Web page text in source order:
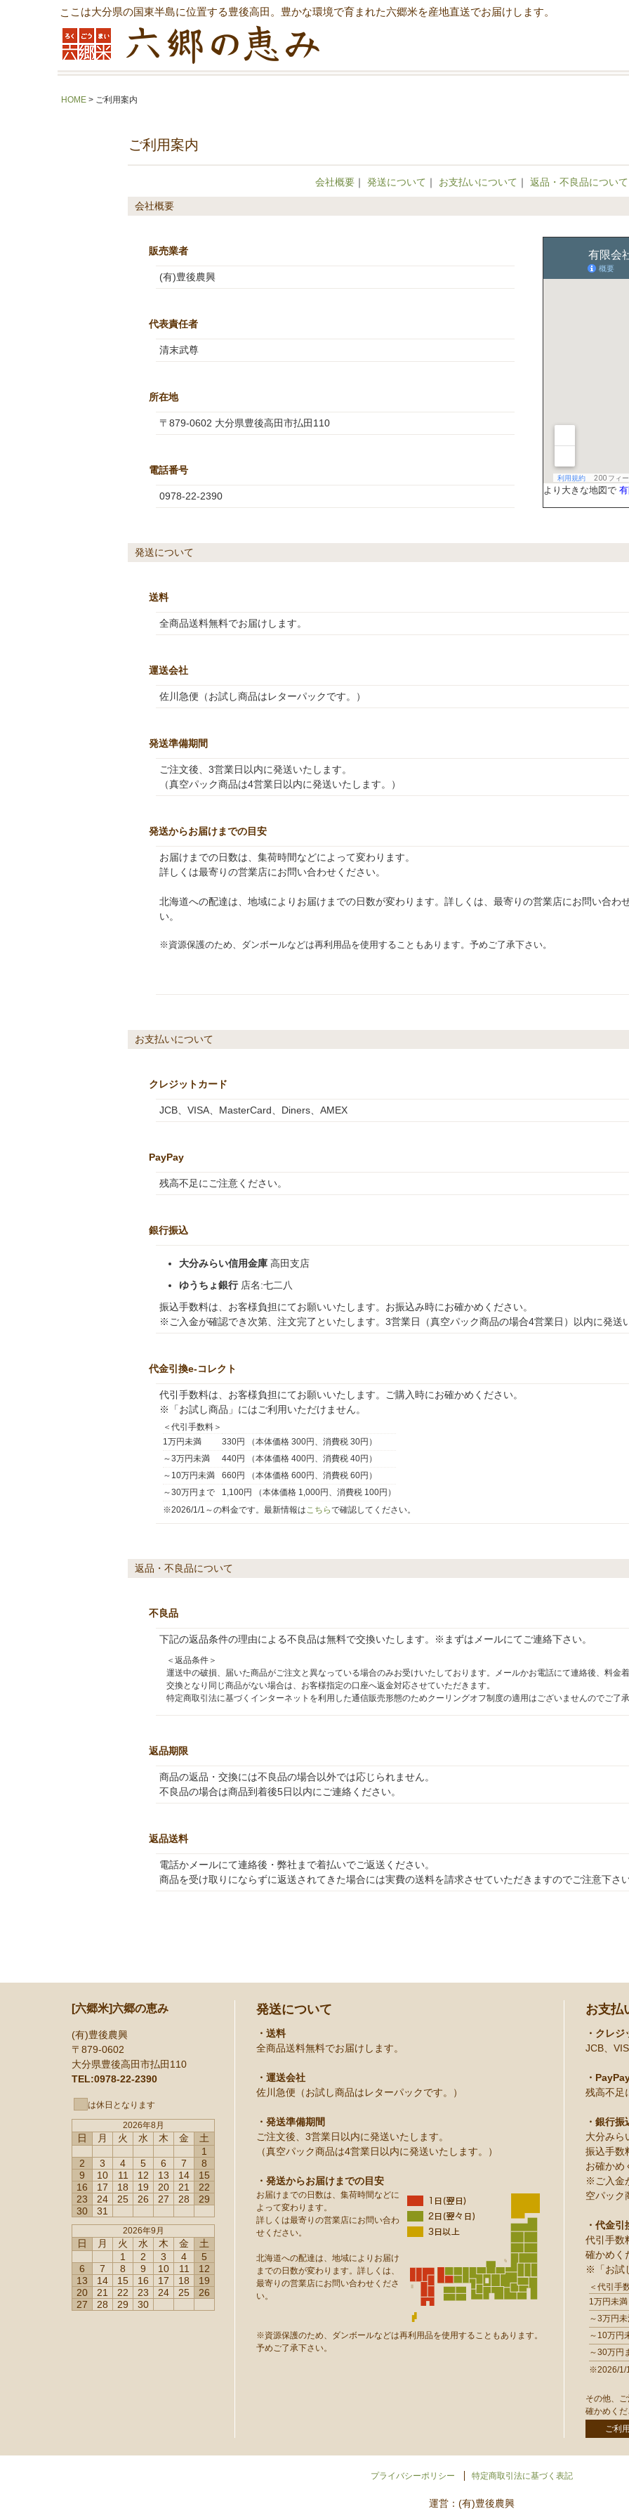
ここは大分県の国東半島に位置する豊後高田。豊かな環境で育まれた六郷米を産地直送でお届けします。
HOME > ご利用案内
ご利用案内
会社概要 ｜ 発送について ｜ お支払いについて ｜ 返品・不良品について
会社概要
販売業者
(有)豊後農興
代表責任者
清末武尊
所在地
〒879-0602 大分県豊後高田市払田110
電話番号
0978-22-2390
より大きな地図で
発送について
送料
全商品送料無料でお届けします。
運送会社
佐川急便（お試し商品はレターパックです。）
発送準備期間
ご注文後、3営業日以内に発送いたします。
（真空パック商品は4営業日以内に発送いたします。）
発送からお届けまでの目安
お届けまでの日数は、集荷時間などによって変わります。
詳しくは最寄りの営業店にお問い合わせください。
北海道への配達は、地域によりお届けまでの日数が変わります。詳しくは、最寄りの営業店にお問い合わ
い。
※資源保護のため、ダンボールなどは再利用品を使用することもあります。予めご了承下さい。
お支払いについて
クレジットカード
JCB、VISA、MasterCard、Diners、AMEX
PayPay
残高不足にご注意ください。
銀行振込
大分みらい信用金庫 高田支店
ゆうちょ銀行店名:七二八
振込手数料は、お客様負担にてお願いいたします。お振込み時にお確かめください。
※ご入金が確認でき次第、注文完了といたします。3営業日（真空パック商品の場合4営業日）以内に発送
代金引換e-コレクト
代引手数料は、お客様負担にてお願いいたします。ご購入時にお確かめください。
※「お試し商品」にはご利用いただけません。
＜代引手数料＞
1万円未満
330円 （本体価格 300円、消費税 30円）
～3万円未満
440円 （本体価格 400円、消費税 40円）
～10万円未満
660円 （本体価格 600円、消費税 60円）
～30万円まで
1,100円 （本体価格 1,000円、消費税 100円）
※2026/1/1～の料金です。最新情報はこちらで確認してください。
返品・不良品について
不良品
下記の返品条件の理由による不良品は無料で交換いたします。※まずはメールにてご連絡下さい。
＜返品条件＞
運送中の破損、届いた商品がご注文と異なっている場合のみお受けいたしております。メールかお電話にて連絡後、料金
交換となり同じ商品がない場合は、お客様指定の口座へ返金対応させていただきます。
特定商取引法に基づくインターネットを利用した通信販売形態のためクーリングオフ制度の適用はございませんのでご了
返品期限
商品の返品・交換には不良品の場合以外では応じられません。
不良品の場合は商品到着後5日以内にご連絡ください。
返品送料
電話かメールにて連絡後・弊社まで着払いでご返送ください。
商品を受け取りにならずに返送されてきた場合には実費の送料を請求させていただきますのでご注意下さ
[六郷米]六郷の恵み
(有)豊後農興
〒879-0602
大分県豊後高田市払田110
TEL:0978-22-2390
は休日となります
2026年8月
日 月 火 水 木 金
土
1
2
3 4 5 6 7
8
9
10 11 12 13 14
15
16
17 18 19 20 21
22
23
24 25 26 27 28
29
30
31
2026年9月
日 月 火 水 木 金
土
1
2 3 4
5
6
7 8 9 10 11
12
13
14 15 16 17 18
19
20
21 22 23 24 25
26
27
28 29 30
発送について
・送料
全商品送料無料でお届けします。
・運送会社
佐川急便（お試し商品はレターパックです。）
・発送準備期間
ご注文後、3営業日以内に発送いたします。
（真空パック商品は4営業日以内に発送いたします。）
・発送からお届けまでの目安
お届けまでの日数は、集荷時間などに
よって変わります。
詳しくは最寄りの営業店にお問い合わ
せください。
北海道への配達は、地域によりお届け
までの日数が変わります。詳しくは、
最寄りの営業店にお問い合わせくださ
い。
※資源保護のため、ダンボールなどは再利用品を使用することもあります。
予めご了承下さい。
お支払
・クレ
JCB、
・
残高不足
・銀行振
大分みら
振込手数
お確かめ
※ご入金
空パック
・代金
代引手数
確かめく
※「お試
＜代引手
1万円未満
～3万円
～10万円
～30万円
※2026/1/
その他、
確かめく
ご利
プライバシーポリシー 特定商取引法に基づく表記
運営：(有)豊後農興